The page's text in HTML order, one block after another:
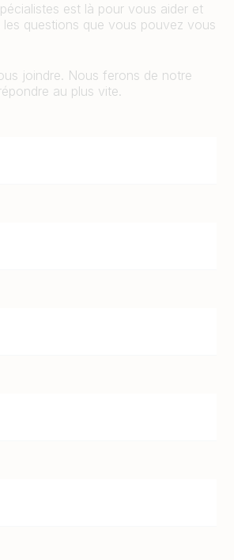
est là pour vous aider et
questions que vous pouvez vous
joindre. Nous ferons de notre
au plus vite.